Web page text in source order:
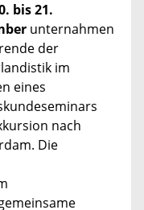
bis 21.
unternahmen
der
im
eines
nach
Die